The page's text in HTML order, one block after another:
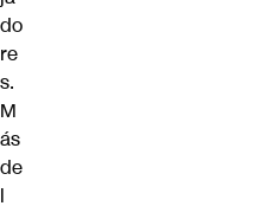
do
re
s.
M
ás
de
l